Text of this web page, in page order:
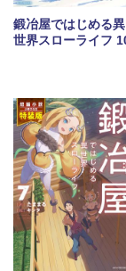
鍛冶屋ではじめる異
世界スローライフ